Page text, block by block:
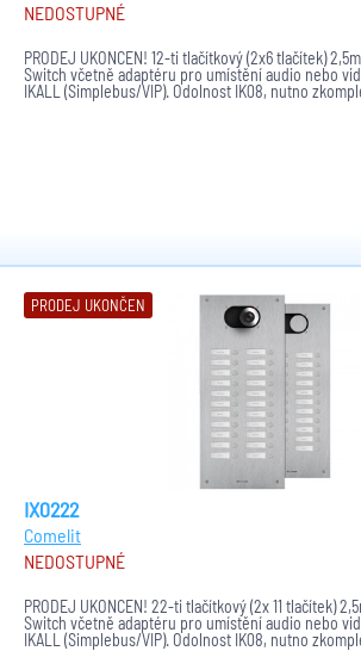
NEDOSTUPNÉ
PRODEJ UKONČEN! 12-ti tlačítkový (2x6 tlačítek)
Switch včetně adaptéru pro umístění audio nebo
IKALL (Simplebus/VIP). Odolnost IK08, nutno
PRODEJ UKONČEN
IX0222
Comelit
NEDOSTUPNÉ
PRODEJ UKONČEN! 22-ti tlačítkový (2x 11 tlačítek)
Switch včetně adaptéru pro umístění audio nebo
IKALL (Simplebus/VIP). Odolnost IK08, nutno